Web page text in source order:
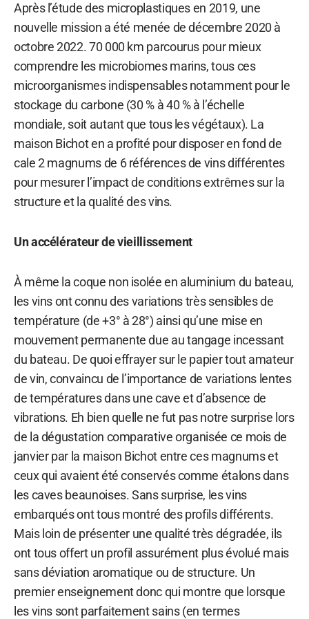
Après l’étude des microplastiques en 2019, une
nouvelle mission a été menée de décembre 2020 à
octobre 2022. 70 000 km parcourus pour mieux
comprendre les microbiomes marins, tous ces
microorganismes indispensables notamment pour le
stockage du carbone (30 % à 40 % à l’échelle
mondiale, soit autant que tous les végétaux). La
maison Bichot en a profité pour disposer en fond de
cale 2 magnums de 6 références de vins différentes
pour mesurer l’impact de conditions extrêmes sur la
structure et la qualité des vins.
Un accélérateur de vieillissement
À même la coque non isolée en aluminium du bateau,
les vins ont connu des variations très sensibles de
température (de +3° à 28°) ainsi qu’une mise en
mouvement permanente due au tangage incessant
du bateau. De quoi effrayer sur le papier tout amateur
de vin, convaincu de l’importance de variations lentes
de températures dans une cave et d’absence de
vibrations. Eh bien quelle ne fut pas notre surprise lors
de la dégustation comparative organisée ce mois de
janvier par la maison Bichot entre ces magnums et
ceux qui avaient été conservés comme étalons dans
les caves beaunoises. Sans surprise, les vins
embarqués ont tous montré des profils différents.
Mais loin de présenter une qualité très dégradée, ils
ont tous offert un profil assurément plus évolué mais
sans déviation aromatique ou de structure. Un
premier enseignement donc qui montre que lorsque
les vins sont parfaitement sains (en termes